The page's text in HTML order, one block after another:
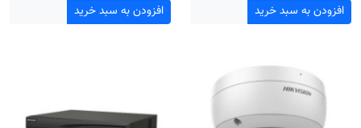
افزودن به سبد خرید افزودن به سبد خرید